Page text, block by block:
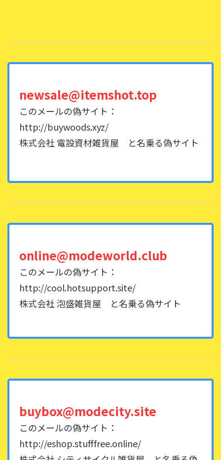
newsale@itemshot.top
このメールの偽サイト：
http://buywoods.xyz/
株式会社 電設資材雑貨屋 と名乗る偽サイト
online@modeworld.club
このメールの偽サイト：
http://cool.hotsupport.site/
株式会社 泡盛雑貨屋 と名乗る偽サイト
buybox@modecity.site
このメールの偽サイト：
http://eshop.stufffree.online/